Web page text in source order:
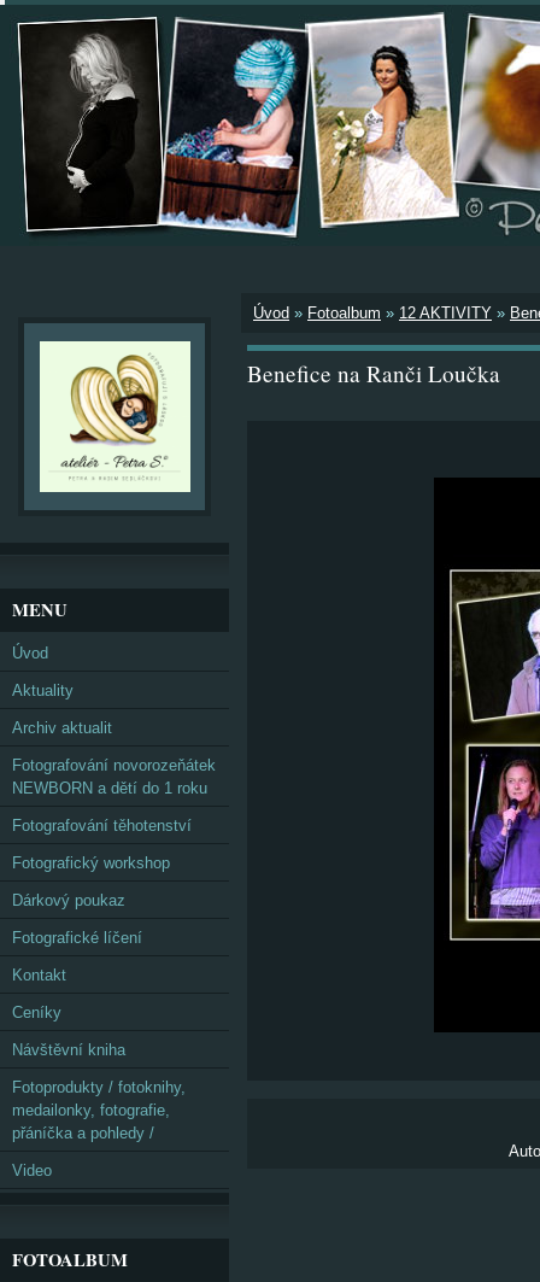
Úvod » Fotoalbum » 12 AKTIVITY »
Benefice na Ranči Loučka
MENU
Úvod
Aktuality
Archiv aktualit
Fotografování novorozeňátek
NEWBORN a dětí do 1 roku
Fotografování těhotenství
Fotografický workshop
Dárkový poukaz
Fotografické líčení
Kontakt
Ceníky
Návštěvní kniha
Fotoprodukty / fotoknihy,
medailonky, fotografie,
přáníčka a pohledy /
Video
FOTOALBUM